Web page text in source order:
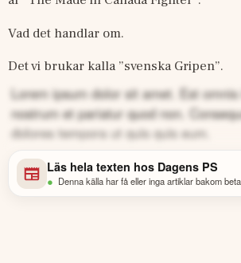
Vad det handlar om.
Det vi brukar kalla ”svenska Gripen”.
Lorem ipsum dolor sit amet. Est
nostrum et pariatur quod non.
dolores tempora ut quis quis eum.
Läs hela texten hos Dagens PS
• Denna källa har få eller inga artiklar bakom